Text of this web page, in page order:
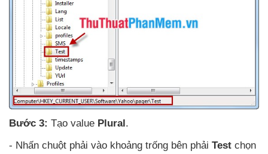
Bước 3: Tạo value Plural .
- Nhấn chuột phải vào khoảng trống bên phải Test chọn